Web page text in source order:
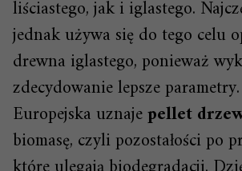
liściastego, jak i iglastego.
jednak używa się do tego celu
drewna iglastego, ponieważ
zdecydowanie lepsze
Europejska uznajepellet
biomasę, czyli pozostałości po